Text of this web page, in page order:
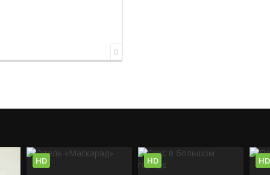
0
HD HD HD